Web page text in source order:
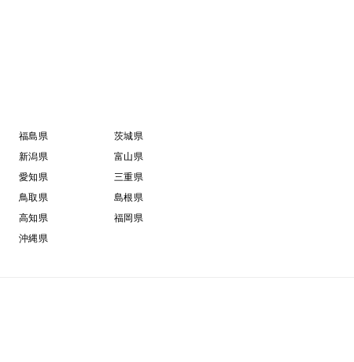
福島県
茨城県
新潟県
富山県
愛知県
三重県
鳥取県
島根県
高知県
福岡県
沖縄県